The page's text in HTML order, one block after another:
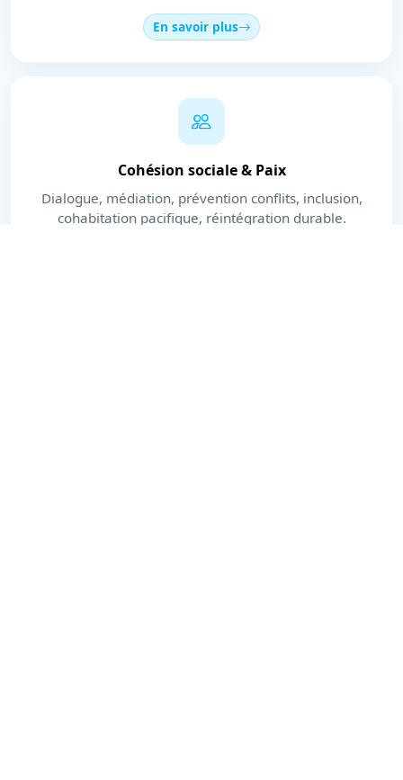
En savoir plus
Cohésion sociale & Paix
Dialogue, médiation, prévention conflits, inclusion,
cohabitation pacifique, réintégration durable.